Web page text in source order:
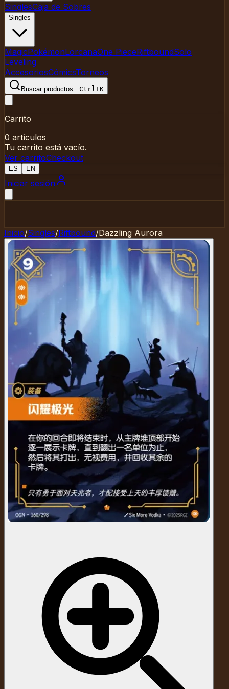
SinglesCaja de Sobres
Singles
MagicPokémonLorcanaOne PieceRiftboundSolo
Leveling
AccesoriosCómicsTorneos
Buscar productos...Ctrl+K
Carrito
0 artículos
Tu carrito está vacío.
Ver carritoCheckout
ES EN
Iniciar sesión
Inicio/Singles/Riftbound/Dazzling Aurora